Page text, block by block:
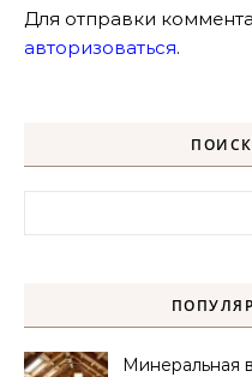
Для отправки
авторизоваться.
Минеральная